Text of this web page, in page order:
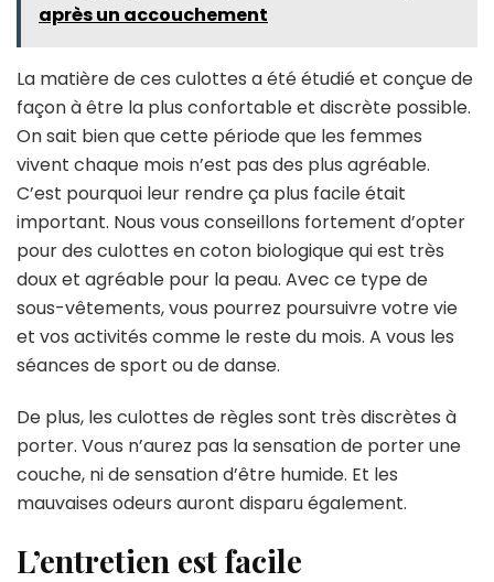
après un accouchement
La matière de ces culottes a été étudié et conçue de
façon à être la plus confortable et discrète possible.
On sait bien que cette période que les femmes
vivent chaque mois n’est pas des plus agréable.
C’est pourquoi leur rendre ça plus facile était
important. Nous vous conseillons fortement d’opter
pour des culottes en coton biologique qui est très
doux et agréable pour la peau. Avec ce type de
sous-vêtements, vous pourrez poursuivre votre vie
et vos activités comme le reste du mois. A vous les
séances de sport ou de danse.
De plus, les culottes de règles sont très discrètes à
porter. Vous n’aurez pas la sensation de porter une
couche, ni de sensation d’être humide. Et les
mauvaises odeurs auront disparu également.
L’entretien est facile